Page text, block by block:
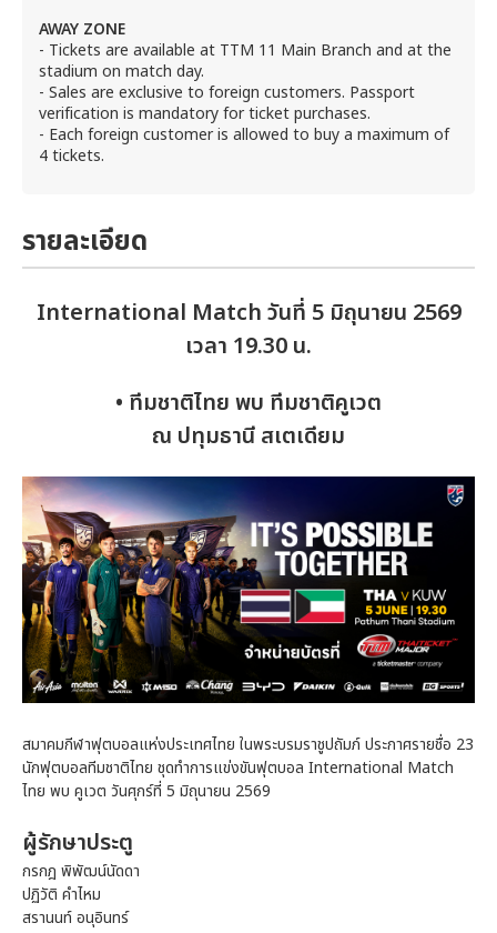
AWAY ZONE
- Tickets are available at TTM 11 Main Branch and at the
stadium on match day.
- Sales are exclusive to foreign customers. Passport
verification is mandatory for ticket purchases.
- Each foreign customer is allowed to buy a maximum of
4 tickets.
รายละเอียด
International Match วันที่ 5 มิถุนายน 2569
เวลา 19.30 น.
• ทีมชาติไทย พบ ทีมชาติคูเวต
ณ ปทุมธานี สเตเดียม
สมาคมกีฬาฟุตบอลแห่งประเทศไทย ในพระบรมราชูปถัมภ์ ประกาศรายชื่อ 23
นักฟุตบอลทีมชาติไทย ชุดทำการแข่งขันฟุตบอล International Match
ไทย พบ คูเวต วันศุกร์ที่ 5 มิถุนายน 2569
ผู้รักษาประตู
กรกฎ พิพัฒน์นัดดา
ปฏิวัติ คำไหม
สรานนท์ อนุอินทร์